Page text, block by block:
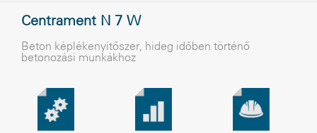
Centrament N 7 W
Beton képlékenyítõszer, hideg idõben történõ
betonozási munkákhoz